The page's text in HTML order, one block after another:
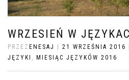
WRZESIEŃ W
PRZEZ ENESAJ | 21 WRZEŚNIA 2016
JĘZYKI
MIESIĄC JĘZYKÓW 2016